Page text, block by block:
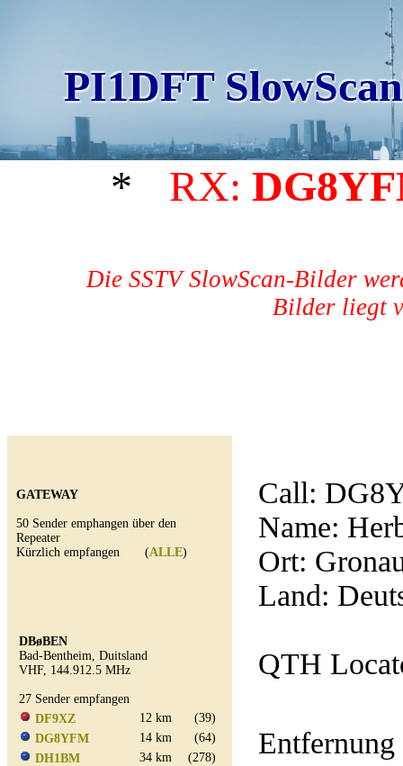
PI1DFT
* RX:
Die SSTV SlowScan-Bilder
Bilder liegt
GATEWAY
50 Sender emphangen über den
Repeater
Kürzlich empfangen (ALLE)
DBøBEN
Bad-Bentheim, Duitsland
VHF, 144.912.5 MHz
27 Sender empfangen
DF9XZ
12 km
(39)
DG8YFM
14 km
(64)
DH1BM
34 km
(278)
Call:
Name:
Ort:
Land:
QTH
Entfernung